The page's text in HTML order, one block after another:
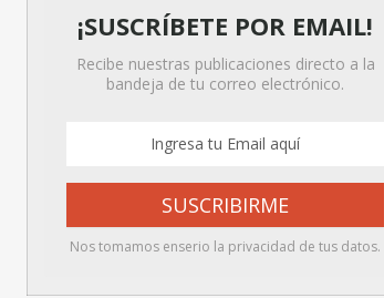
¡SUSCRÍBETE POR EMAIL!
Recibe nuestras publicaciones directo a la
bandeja de tu correo electrónico.
Nos tomamos enserio la privacidad de tus datos.